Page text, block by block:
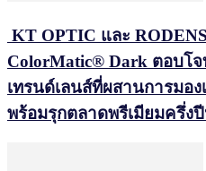
KT OPTIC และ
ColorMatic® Dark ตอบโ
เทรนด์เลนส์ที่ผสานการมอ
พร้อมรุกตลาดพรีเมียมครึ่ง